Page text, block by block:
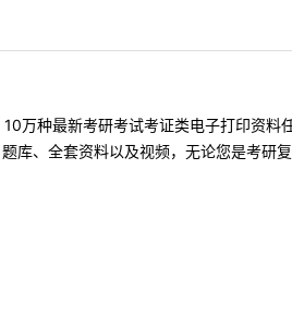
万种最新考研考试考证类电子打印资
库、全套资料以及视频，无论您是考研